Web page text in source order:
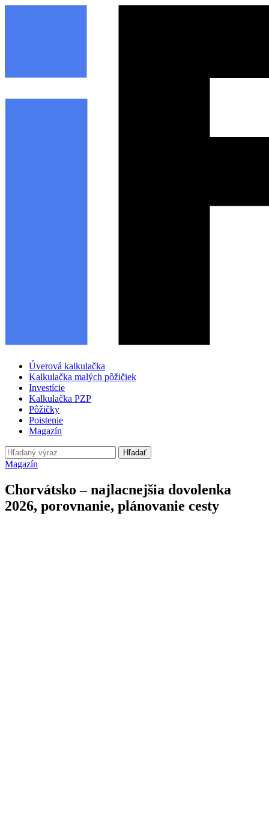
Úverová kalkulačka
Kalkulačka malých pôžičiek
Investície
Kalkulačka PZP
Pôžičky
Poistenie
Magazín
Hľadať
Magazín
Chorvátsko – najlacnejšia dovolenka
2026, porovnanie, plánovanie cesty